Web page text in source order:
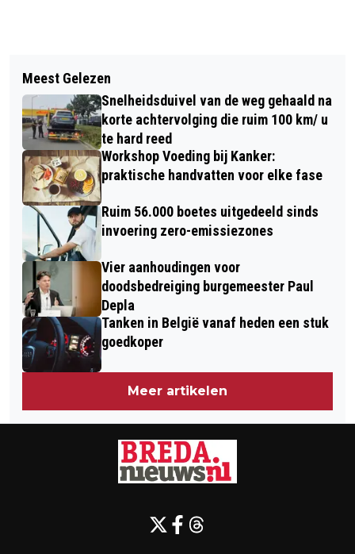
BENZINEPRIJZEN LOPEN FORS UITEEN
IN NOORD-BRABANT: VOORAL IN
BREDA LOONT VERGELIJKEN
NA RUSTIGE PERIODE MET ZON EN
MIST VOLGT LATER REGEN EN MEER
WIND
Meest Gelezen
Snelheidsduivel van de weg gehaald na
korte achtervolging die ruim 100 km/ u
te hard reed
Workshop Voeding bij Kanker:
praktische handvatten voor elke fase
Ruim 56.000 boetes uitgedeeld sinds
invoering zero-emissiezones
Vier aanhoudingen voor
doodsbedreiging burgemeester Paul
Depla
Tanken in België vanaf heden een stuk
goedkoper
Meer artikelen